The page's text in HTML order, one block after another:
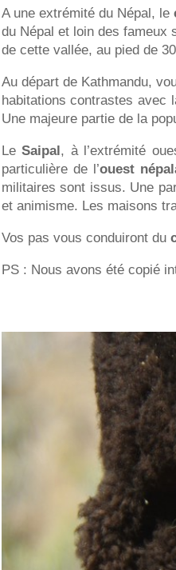
A une extrémité du Népal, le
du Népal et loin des fameux
de cette vallée, au pied de
Au départ de Kathmandu,
habitations contrastes avec
Une majeure partie de la
LeSaipal , à l’extrémité
particulière de l’ouest
militaires sont issus. Une
et animisme. Les maisons
Vos pas vous conduiront du
PS : Nous avons été copié